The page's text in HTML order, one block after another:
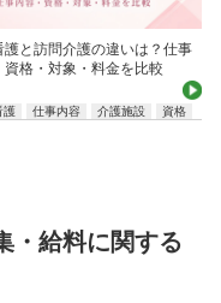
護と訪問介護の違いは？仕事
資格・対象・料金を比較
護 仕事内容 介護施設 資格
・給料に関する